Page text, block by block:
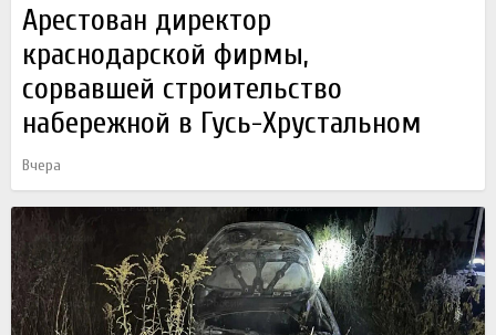
Арестован директор
краснодарской фирмы,
сорвавшей строительство
набережной в Гусь-Хрустальном
Вчера